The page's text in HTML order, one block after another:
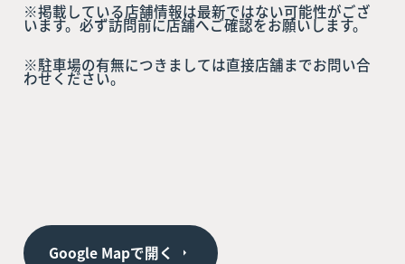
※掲載している店舗情報は最新ではない可能性がござ
います。必ず訪問前に店舗へご確認をお願いします。
※駐車場の有無につきましては直接店舗までお問い合
わせください。
Google Mapで開く